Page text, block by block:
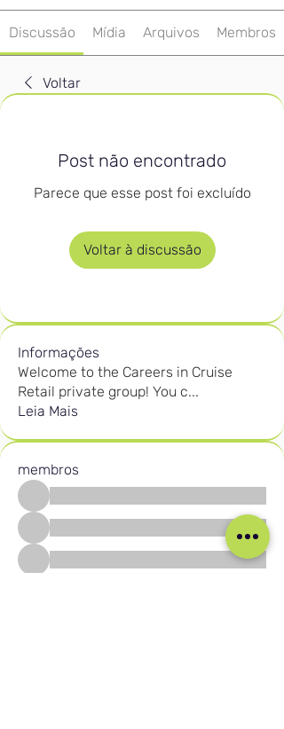
Discussão Mídia Arquivos Membros
Voltar
Post não encontrado
Parece que esse post foi excluído
Voltar à discussão
Informações
Welcome to the Careers in Cruise
Retail private group! You c...
Leia Mais
membros